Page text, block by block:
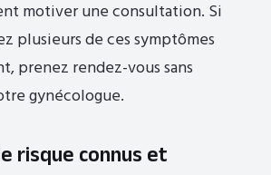
motiver une consultation. Si
plusieurs de ces symptômes
prenez rendez-vous sans
gynécologue.
risque connus et